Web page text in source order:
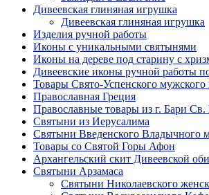
Дивеевская глиняная игрушка
Дивеевская глиняная игрушка
Изделия ручной работы
Иконы с уникальными святынями
Иконы на дереве под старину с
Дивеевские иконы ручной работы
Товары Свято-Успенского
Православная Греция
Православные товары из г. Бари
Святыни из Иерусалима
Святыни Введенского Владычного
Товары со Святой Горы Афон
Архангельский скит Дивеевской
Святыни Арзамаса
Святыни Николаевского